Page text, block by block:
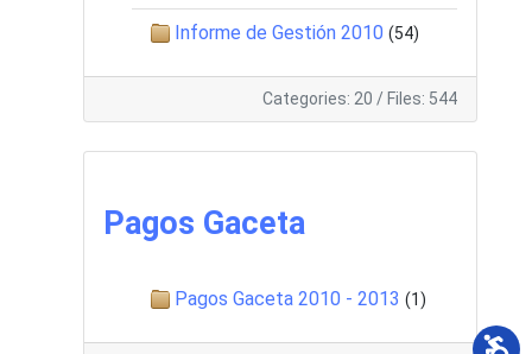
Informe de Gestión 2010 (54)
Categories: 20 / Files: 544
Pagos Gaceta
Pagos Gaceta 2010 - 2013 (1)